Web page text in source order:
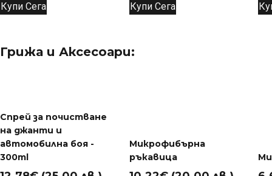
Купи Сега Купи Сега
Грижа и Аксесоари:
Спрей за почистване
на джанти и
автомобилна боя -
300ml
Микрофибърна
ръкавица